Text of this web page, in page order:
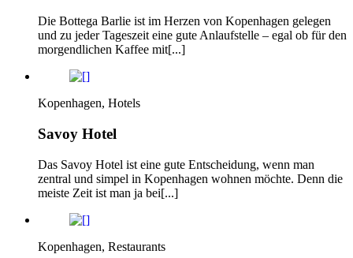
Die Bottega Barlie ist im Herzen von Kopenhagen gelegen
und zu jeder Tageszeit eine gute Anlaufstelle – egal ob für den
morgendlichen Kaffee mit[...]
Kopenhagen, Hotels
Savoy Hotel
Das Savoy Hotel ist eine gute Entscheidung, wenn man
zentral und simpel in Kopenhagen wohnen möchte. Denn die
meiste Zeit ist man ja bei[...]
Kopenhagen, Restaurants